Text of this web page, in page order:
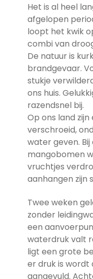
Het is al heel
afgelopen
loopt het kwik
combi van
De natuur is
brandgevaar.
stukje
ons huis.
razendsnel bij.
Op ons land
verschroeid,
water geven.
mangobomen
vruchtjes
aanhangen zijn
Twee weken
zonder
een
waterdruk valt
ligt een grote
er druk is wordt
aangevuld.